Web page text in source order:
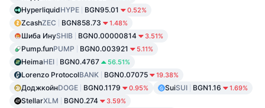
HyperliquidHYPE BGN95.01 0.52%
ZcashZEC BGN858.73 1.48%
Шиба ИнуSHIB BGN0.00000814 3.51%
Pump.funPUMP BGN0.003921 5.11%
HeimaHEI BGN0.4767 56.51%
Lorenzo ProtocolBANK BGN0.07075 19.38%
ДоджкойнDOGE BGN0.1179 0.95% SuiSUI BGN1.16 1.69%
StellarXLM BGN0.274 3.59%